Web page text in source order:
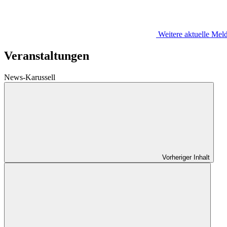
Weitere aktuelle
Veranstaltungen
News-Karussell
Vorheriger Inhalt